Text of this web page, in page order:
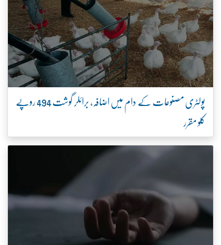
پولٹری مصنوعات کے دام میں اضافہ، برائلر گوشت 494 روپے
کلو مقرر